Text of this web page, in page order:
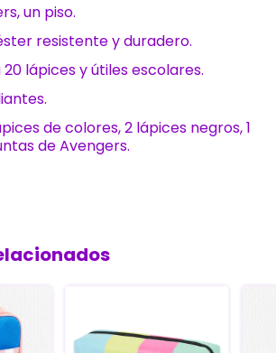
un piso.
resistente y duradero.
lápices y útiles escolares.
de colores, 2 lápices negros, 1
de Avengers.